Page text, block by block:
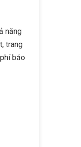
năng
trang
bảo